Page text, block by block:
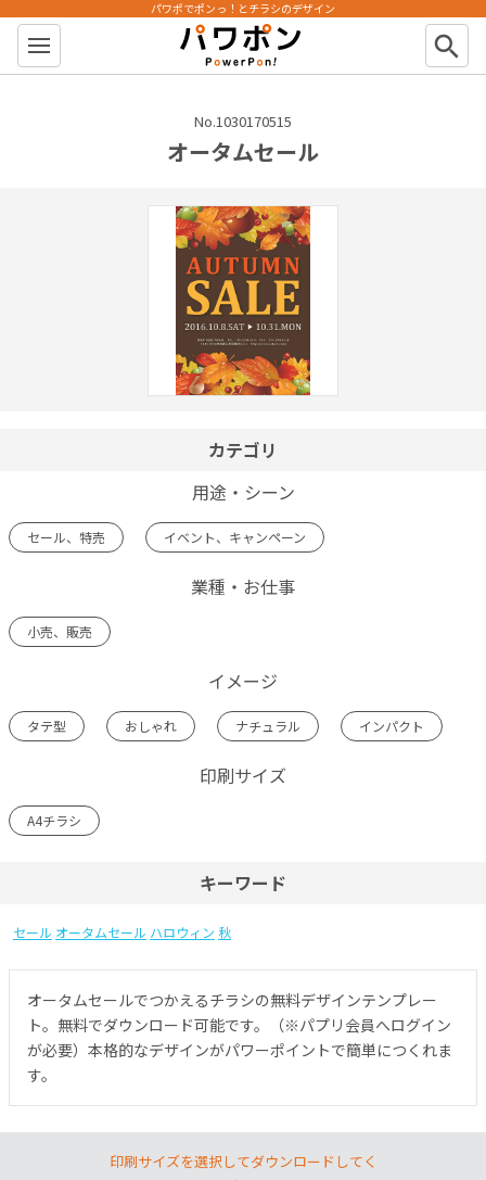
パワポン
パワポでポンっ！とチラシのデザイン
search
No.1030170515
オータムセール
カテゴリ
用途・シーン
セール、特売 イベント、キャンペーン
業種・お仕事
小売、販売
イメージ
タテ型 おしゃれ ナチュラル インパクト
印刷サイズ
A4チラシ
キーワード
セール オータムセール ハロウィン 秋
オータムセールでつかえるチラシの無料デザインテンプレー
ト。無料でダウンロード可能です。（※パプリ会員へログイン
が必要）本格的なデザインがパワーポイントで簡単につくれま
す。
印刷サイズを選択してダウンロードしてく